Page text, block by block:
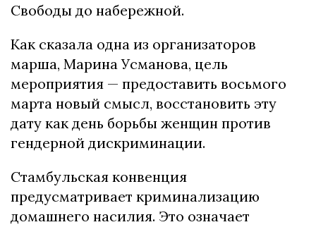
Свободы до набережной.
Как сказала одна из организаторов
марша, Марина Усманова, цель
мероприятия — предоставить восьмого
марта новый смысл, восстановить эту
дату как день борьбы женщин против
гендерной дискриминации.
Стамбульская конвенция
предусматривает криминализацию
домашнего насилия. Это означает